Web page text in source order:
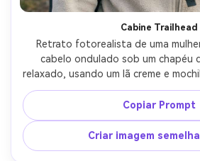
Cabine Trailhead
Retrato fotorealista de uma
cabelo ondulado sob um chapéu
relaxado, usando um lã creme e
pé perto de uma cabana de madeira
luz matinal suave, Canon R6,
centrada, humor editorial estilo de
da pele, sombras naturais, foco
4:5
Copiar Prompt
Criar imagem